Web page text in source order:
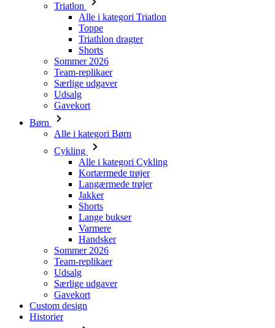
Triatlon
Alle i kategori Triatlon
Toppe
Triathlon dragter
Shorts
Sommer 2026
Team-replikaer
Særlige udgaver
Udsalg
Gavekort
Børn
Alle i kategori Børn
Cykling
Alle i kategori Cykling
Kortærmede trøjer
Langærmede trøjer
Jakker
Shorts
Lange bukser
Varmere
Handsker
Sommer 2026
Team-replikaer
Udsalg
Særlige udgaver
Gavekort
Custom design
Historier